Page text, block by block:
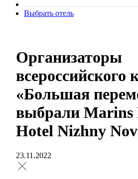
Выбрать отель
Организаторы
всероссийского
«Большая
выбрали Marins
Hotel Nizhny
23.11.2022